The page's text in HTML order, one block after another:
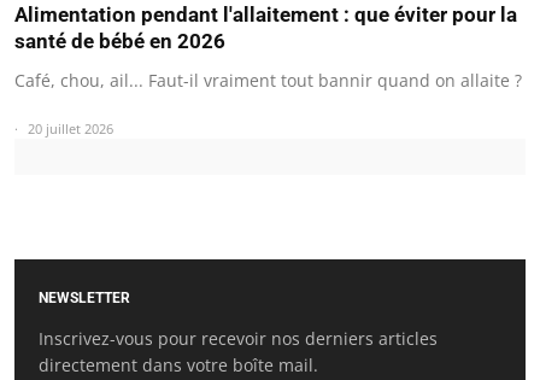
Alimentation pendant l'allaitement : que éviter pour la
santé de bébé en 2026
Café, chou, ail... Faut-il vraiment tout bannir quand on allaite ?
20 juillet 2026
NEWSLETTER
Inscrivez-vous pour recevoir nos derniers articles
directement dans votre boîte mail.